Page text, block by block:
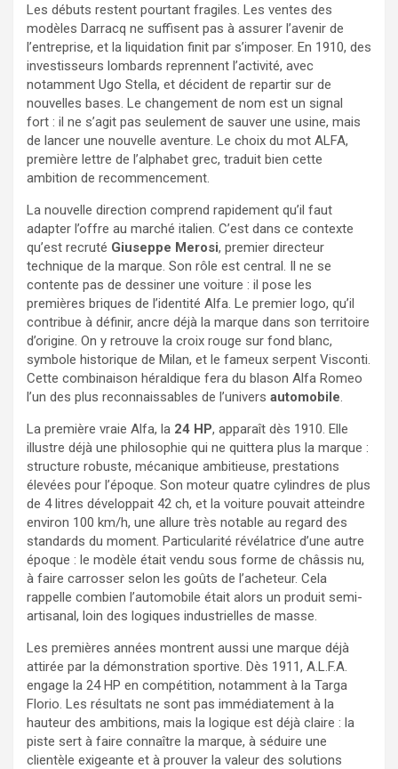
Les débuts restent pourtant fragiles. Les ventes des
modèles Darracq ne suffisent pas à assurer l’avenir de
l’entreprise, et la liquidation finit par s’imposer. En 1910, des
investisseurs lombards reprennent l’activité, avec
notamment Ugo Stella, et décident de repartir sur de
nouvelles bases. Le changement de nom est un signal
fort : il ne s’agit pas seulement de sauver une usine, mais
de lancer une nouvelle aventure. Le choix du mot ALFA,
première lettre de l’alphabet grec, traduit bien cette
ambition de recommencement.
La nouvelle direction comprend rapidement qu’il faut
adapter l’offre au marché italien. C’est dans ce contexte
qu’est recruté Giuseppe Merosi, premier directeur
technique de la marque. Son rôle est central. Il ne se
contente pas de dessiner une voiture : il pose les
premières briques de l’identité Alfa. Le premier logo, qu’il
contribue à définir, ancre déjà la marque dans son territoire
d’origine. On y retrouve la croix rouge sur fond blanc,
symbole historique de Milan, et le fameux serpent Visconti.
Cette combinaison héraldique fera du blason Alfa Romeo
l’un des plus reconnaissables de l’univers automobile.
La première vraie Alfa, la 24 HP, apparaît dès 1910. Elle
illustre déjà une philosophie qui ne quittera plus la marque :
structure robuste, mécanique ambitieuse, prestations
élevées pour l’époque. Son moteur quatre cylindres de plus
de 4 litres développait 42 ch, et la voiture pouvait atteindre
environ 100 km/h, une allure très notable au regard des
standards du moment. Particularité révélatrice d’une autre
époque : le modèle était vendu sous forme de châssis nu,
à faire carrosser selon les goûts de l’acheteur. Cela
rappelle combien l’automobile était alors un produit semi-
artisanal, loin des logiques industrielles de masse.
Les premières années montrent aussi une marque déjà
attirée par la démonstration sportive. Dès 1911, A.L.F.A.
engage la 24 HP en compétition, notamment à la Targa
Florio. Les résultats ne sont pas immédiatement à la
hauteur des ambitions, mais la logique est déjà claire : la
piste sert à faire connaître la marque, à séduire une
clientèle exigeante et à prouver la valeur des solutions